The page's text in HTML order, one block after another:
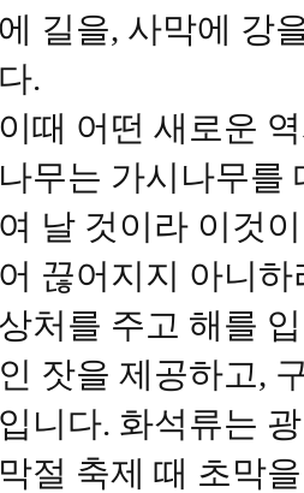
에 길을, 사막에 강
다.
이때 어떤 새로운
나무는 가시나무를
여 날 것이라 이것
어 끊어지지 아니
상처를 주고 해를
인 잣을 제공하고,
입니다. 화석류는
막절 축제 때 초막